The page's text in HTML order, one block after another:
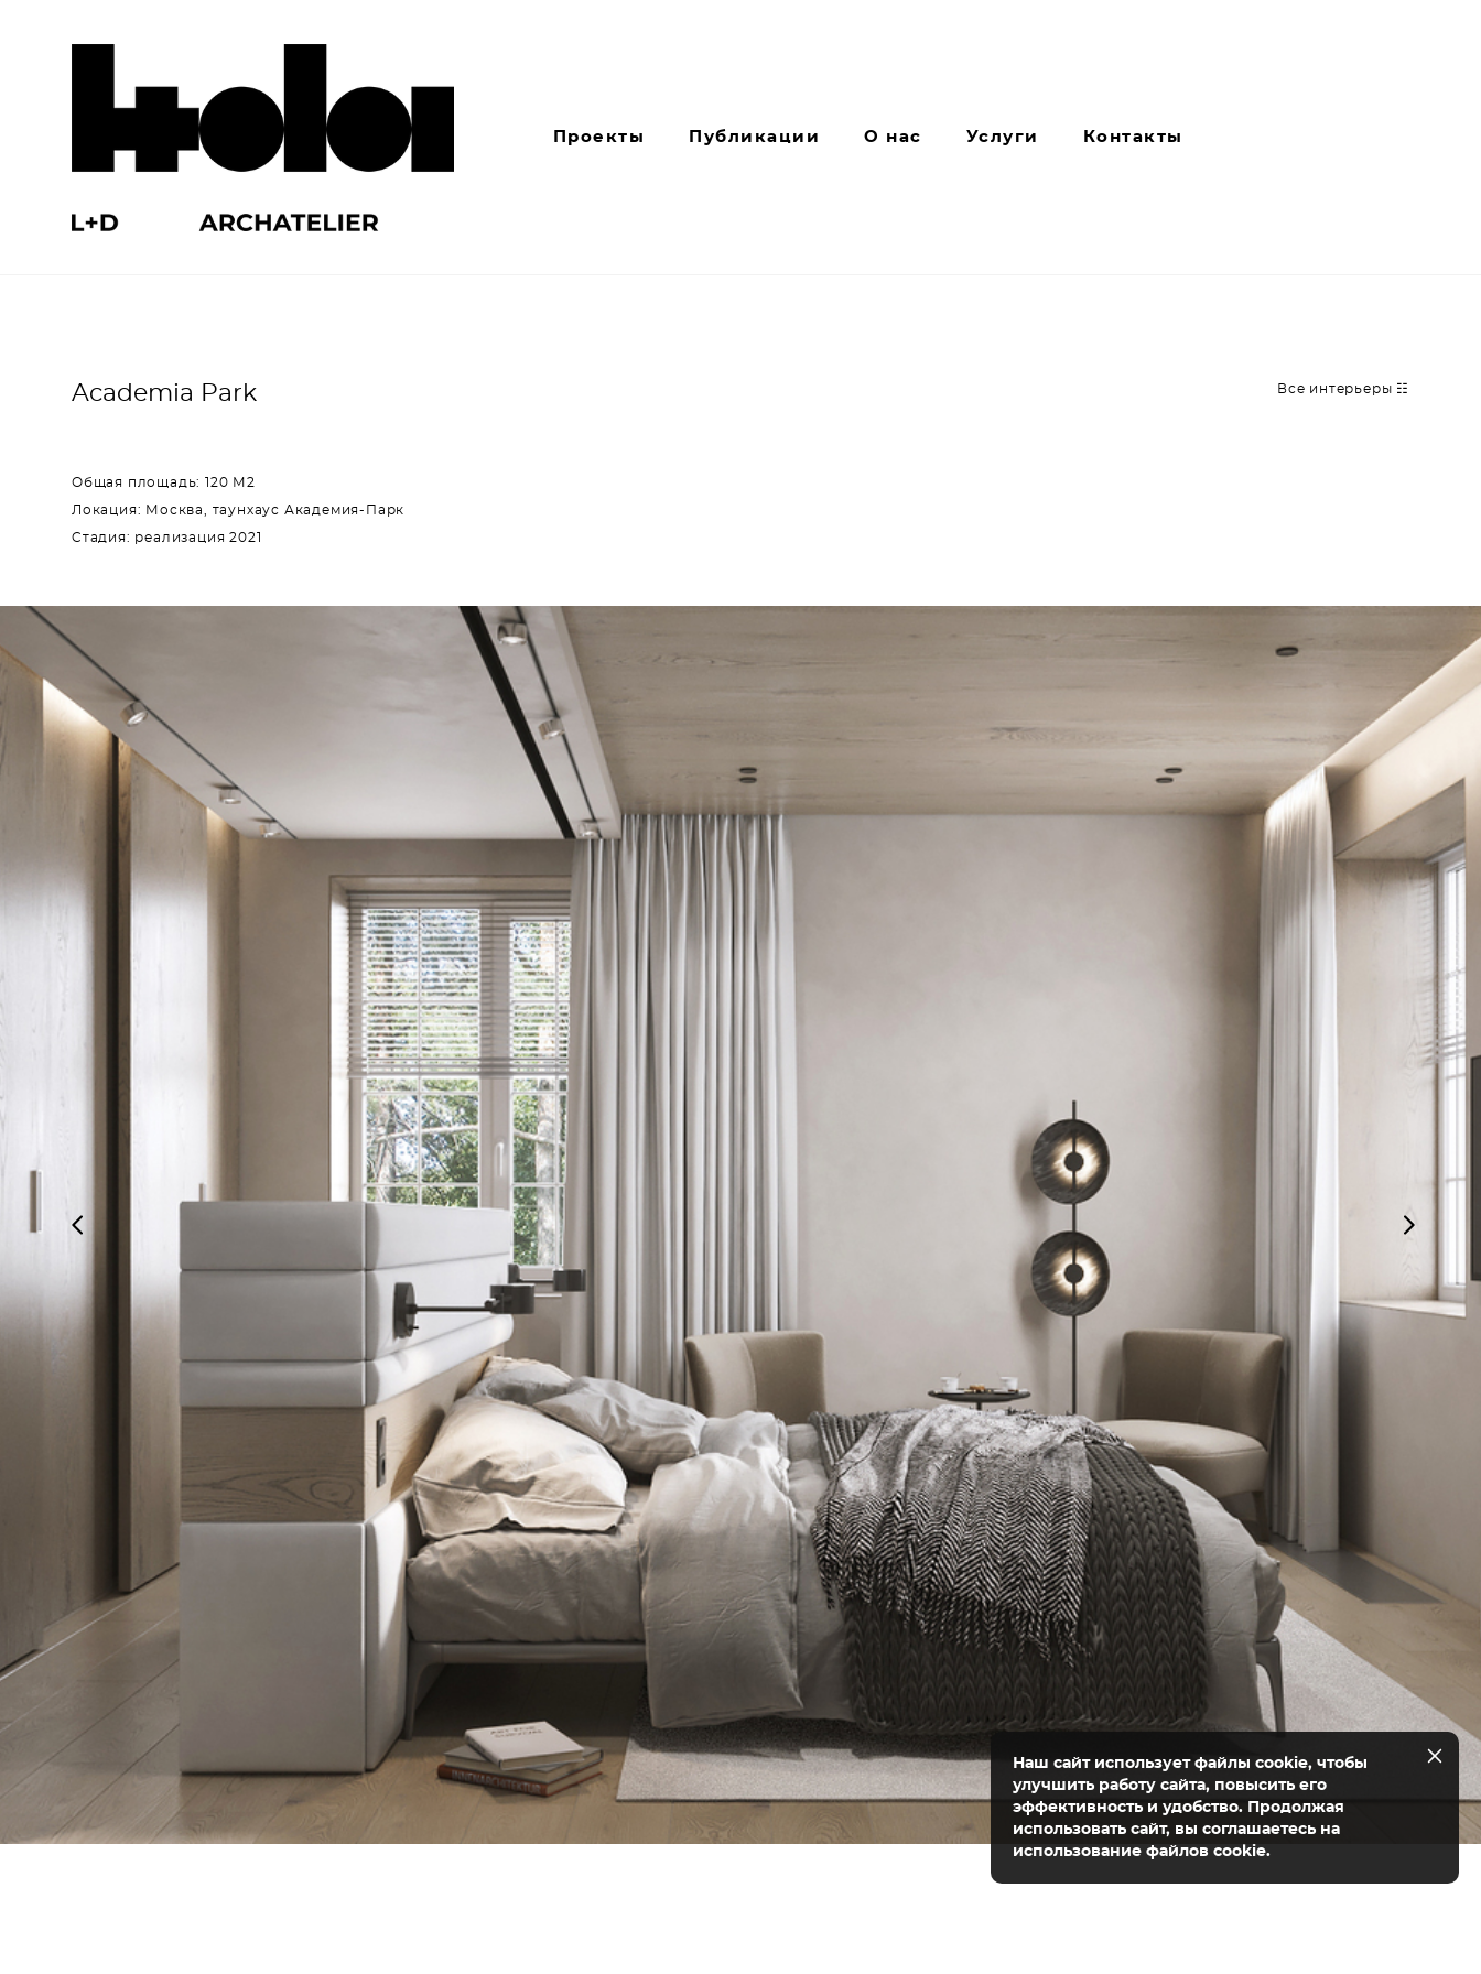
Проекты Публикации О нас Услуги Контакты
Academia Park Все интерьеры ☷
Общая площадь: 120 М2
Локация: Москва, таунхаус Академия-Парк
Cтадия: реализация 2021
Наш сайт использует файлы cookie, чтобы
улучшить работу сайта, повысить его
эффективность и удобство. Продолжая
использовать сайт, вы соглашаетесь на
использование файлов cookie.